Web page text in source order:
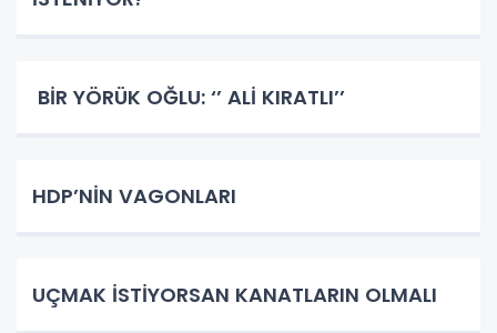
BİR YÖRÜK OĞLU: ‘’ ALİ KIRATLI’’
HDP’NİN VAGONLARI
UÇMAK İSTİYORSAN KANATLARIN OLMALI